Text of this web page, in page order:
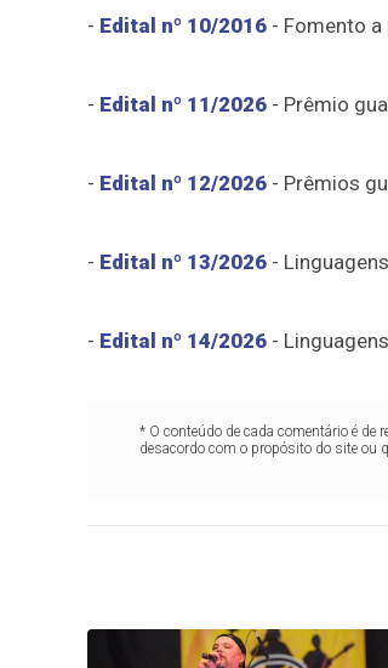
- Edital nº 10/2016 - Fomento
- Edital nº 11/2026 - Prêmio
- Edital nº 12/2026 - Prêmios
- Edital nº 13/2026 -
- Edital nº 14/2026 -
* O conteúdo de cada comentário é de
desacordo com o propósito do site ou